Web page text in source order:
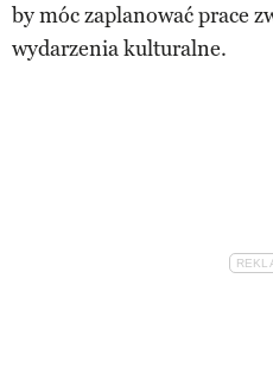
by móc zaplanować prace
wydarzenia kulturalne.